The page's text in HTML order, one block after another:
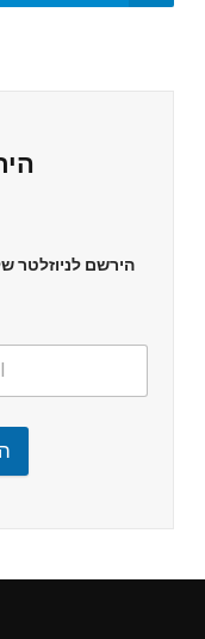
הירשם לניוזלטר